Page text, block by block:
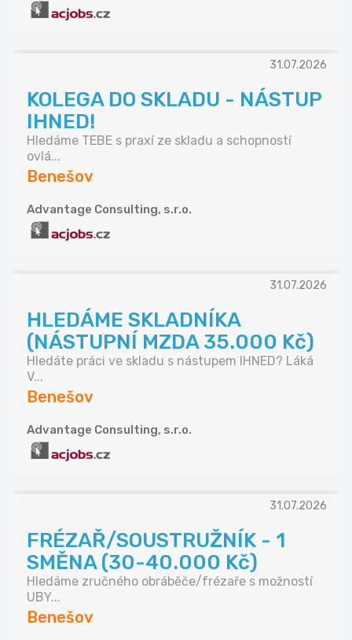
31.07.2026
KOLEGA DO SKLADU - NÁSTUP
IHNED!
Hledáme TEBE s praxí ze skladu a schopností
ovlá...
Benešov
Advantage Consulting, s.r.o.
31.07.2026
HLEDÁME SKLADNÍKA
(NÁSTUPNÍ MZDA 35.000 Kč)
Hledáte práci ve skladu s nástupem IHNED? Láká
V...
Benešov
Advantage Consulting, s.r.o.
31.07.2026
FRÉZAŘ/SOUSTRUŽNÍK - 1
SMĚNA (30-40.000 Kč)
Hledáme zručného obráběče/frézaře s možností
UBY...
Benešov